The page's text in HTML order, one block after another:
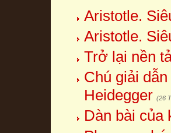
Aristotle.
Aristotle.
Trở lại nền
Chú giải
Heidegger (26
Dàn bài của